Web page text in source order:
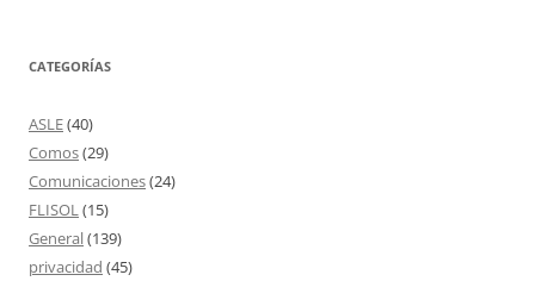
CATEGORÍAS
ASLE(40)
Comos(29)
Comunicaciones(24)
FLISOL(15)
General(139)
privacidad (45)